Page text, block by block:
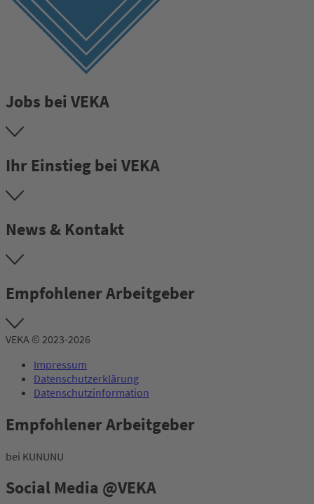
Jobs bei VEKA
Ihr Einstieg bei VEKA
News & Kontakt
Empfohlener Arbeitgeber
VEKA © 2023-2026
Impressum
Datenschutzerklärung
Datenschutzinformation
Empfohlener Arbeitgeber
bei KUNUNU
Social Media @VEKA